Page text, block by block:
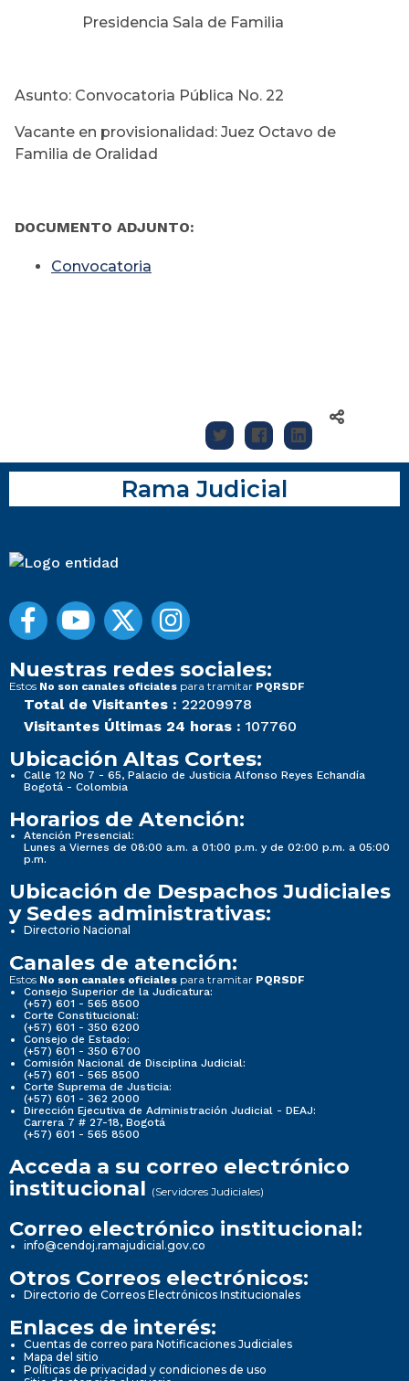
Presidencia Sala de Familia
Asunto: Convocatoria Pública No. 22
Vacante en provisionalidad: Juez Octavo de
Familia de Oralidad
DOCUMENTO ADJUNTO:
Convocatoria
Rama Judicial
Nuestras redes sociales:
Estos No son canales oficiales para tramitar PQRSDF
Total de Visitantes : 22209978
Visitantes Últimas 24 horas : 107760
Ubicación Altas Cortes:
Calle 12 No 7 - 65, Palacio de Justicia Alfonso Reyes Echandía
Bogotá - Colombia
Horarios de Atención:
Atención Presencial:
Lunes a Viernes de 08:00 a.m. a 01:00 p.m. y de 02:00 p.m. a 05:00
p.m.
Ubicación de Despachos Judiciales
y Sedes administrativas:
Directorio Nacional
Canales de atención:
Estos No son canales oficiales para tramitar PQRSDF
Consejo Superior de la Judicatura:
(+57) 601 - 565 8500
Corte Constitucional:
(+57) 601 - 350 6200
Consejo de Estado:
(+57) 601 - 350 6700
Comisión Nacional de Disciplina Judicial:
(+57) 601 - 565 8500
Corte Suprema de Justicia:
(+57) 601 - 362 2000
Dirección Ejecutiva de Administración Judicial - DEAJ:
Carrera 7 # 27-18, Bogotá
(+57) 601 - 565 8500
Acceda a su correo electrónico
institucional (Servidores Judiciales)
Correo electrónico institucional:
info@cendoj.ramajudicial.gov.co
Otros Correos electrónicos:
Directorio de Correos Electrónicos Institucionales
Enlaces de interés:
Cuentas de correo para Notificaciones Judiciales
Mapa del sitio
Políticas de privacidad y condiciones de uso